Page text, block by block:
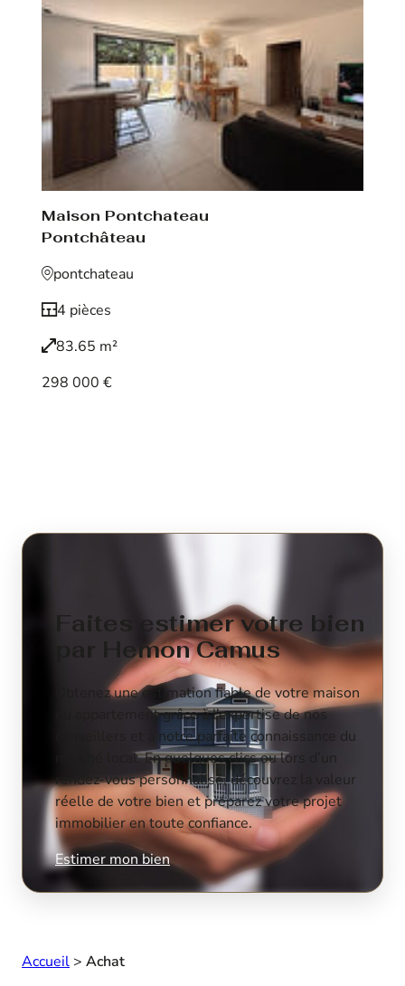
Maison Pontchateau
Pontchâteau
pontchateau
4 pièces
83.65 m²
298 000 €
Faites estimer votre bien
par Hemon Camus
Obtenez une estimation fiable de votre maison
ou appartement grâce à l’expertise de nos
conseillers et à notre parfaite connaissance du
marché local. En quelques clics ou lors d’un
rendez-vous personnalisé, découvrez la valeur
réelle de votre bien et préparez votre projet
immobilier en toute confiance.
Estimer mon bien
Accueil > Achat